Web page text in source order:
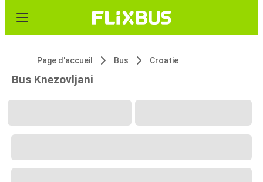
Page d'accueil Bus Croatie
Bus Knezovljani